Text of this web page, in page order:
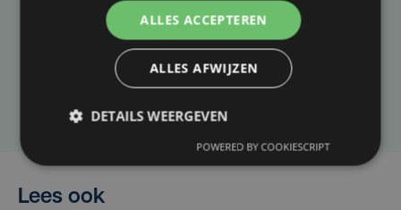
Heb je een taal- of schrijffout opgemerkt in dit
artikel?
Lees ook
ALLES ACCEPTEREN
ALLES AFWIJZEN
DETAILS WEERGEVEN
POWERED BY COOKIESCRIPT